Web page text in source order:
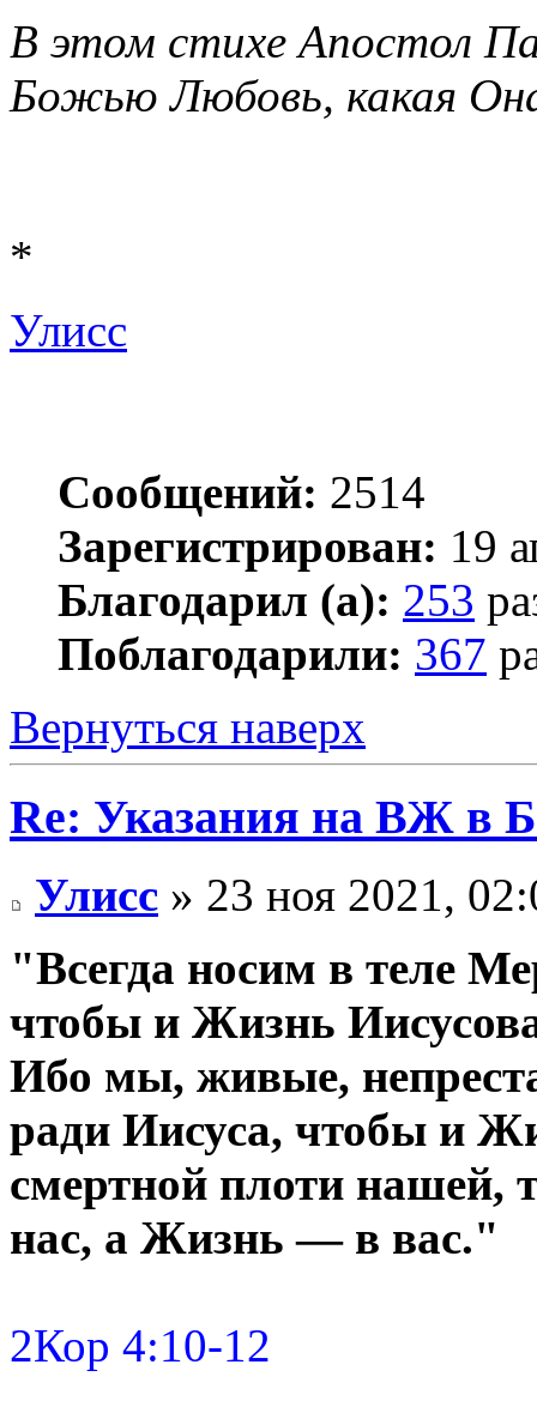
В этом стихе Апостол
Божью Любовь, какая
*
Улисс
Сообщений: 2514
Зарегистрирован: 19
Благодарил (а): 253
Поблагодарили: 367
Вернуться наверх
Re: Указания на ВЖ в
Улисс » 23 ноя 2021,
"Всегда носим в теле
чтобы и Жизнь
Ибо мы, живые,
ради Иисуса, чтобы и
смертной плоти нашей,
нас, а Жизнь — в вас."
2Кор 4:10-12